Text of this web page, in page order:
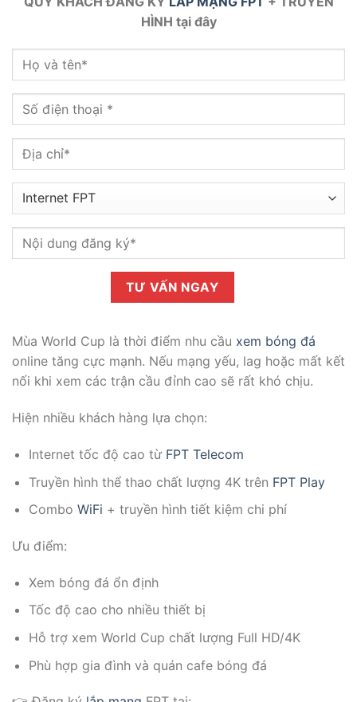
HÌNH tại đây
Mùa World Cup là thời điểm nhu cầu xem bóng đá
online tăng cực mạnh. Nếu mạng yếu, lag hoặc mất kết
nối khi xem các trận cầu đỉnh cao sẽ rất khó chịu.
Hiện nhiều khách hàng lựa chọn:
Internet tốc độ cao từ FPT Telecom
Truyền hình thể thao chất lượng 4K trên FPT Play
Combo WiFi + truyền hình tiết kiệm chi phí
Ưu điểm:
Xem bóng đá ổn định
Tốc độ cao cho nhiều thiết bị
Hỗ trợ xem World Cup chất lượng Full HD/4K
Phù hợp gia đình và quán cafe bóng đá